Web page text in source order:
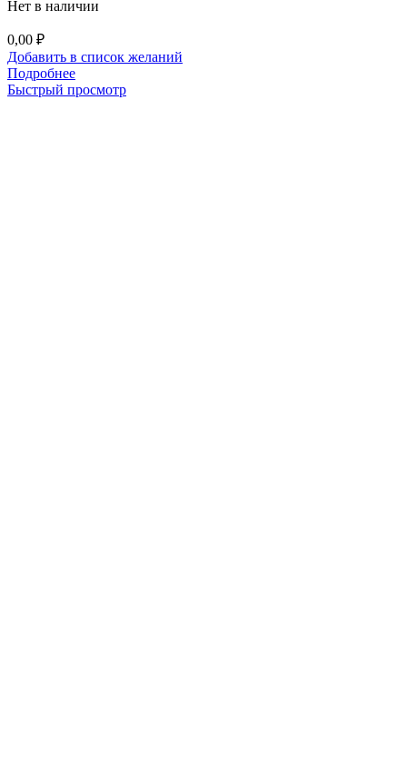
Нет в наличии
0,00 ₽
Добавить в список желаний
Подробнее
Быстрый просмотр